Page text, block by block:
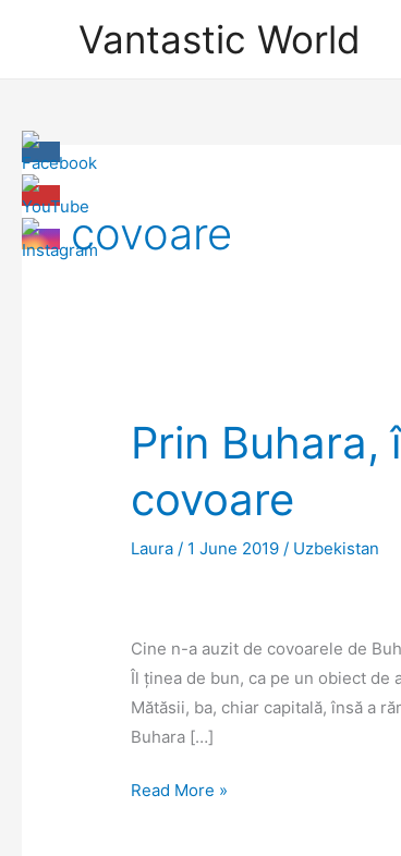
Vantastic World
covoare
Prin
covoare
Laura/ 1 June 2019/ Uzbekistan
Cine n-a auzit de covoarele de
Îl ținea de bun, ca pe un obiect de
Mătăsii, ba, chiar capitală, însă a
Buhara […]
Prin
Read More »